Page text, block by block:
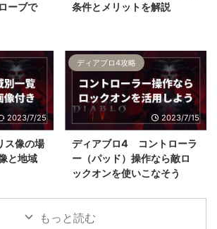
ーブで
条件とメリットを解説
2023/7/25
像の場
と地域
ディアブロ4攻略
2023/7/15
ディアブロ4 コントローラ
ー（パッド）操作なら敵ロ
ックオンを使いこなそう
もっと読む